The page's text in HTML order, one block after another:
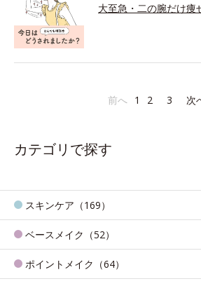
大至急・二の腕だけ痩
前へ 1 2 3 次
カテゴリで探す
スキンケア（169）
ベースメイク（52）
ポイントメイク（64）